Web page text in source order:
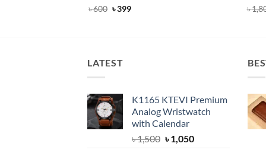
Rated4.91
৳600 Original
৳399Current
৳
LATEST
K1165 KTEVI Premium
Analog Wristwatch
with Calendar
৳1,500 Original
৳1,050Current